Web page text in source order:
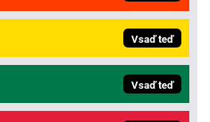
Vsaď teď
Vsaď teď